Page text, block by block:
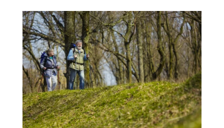
MES
LOISIRS
MES
DÉMARCHES
CONTACT